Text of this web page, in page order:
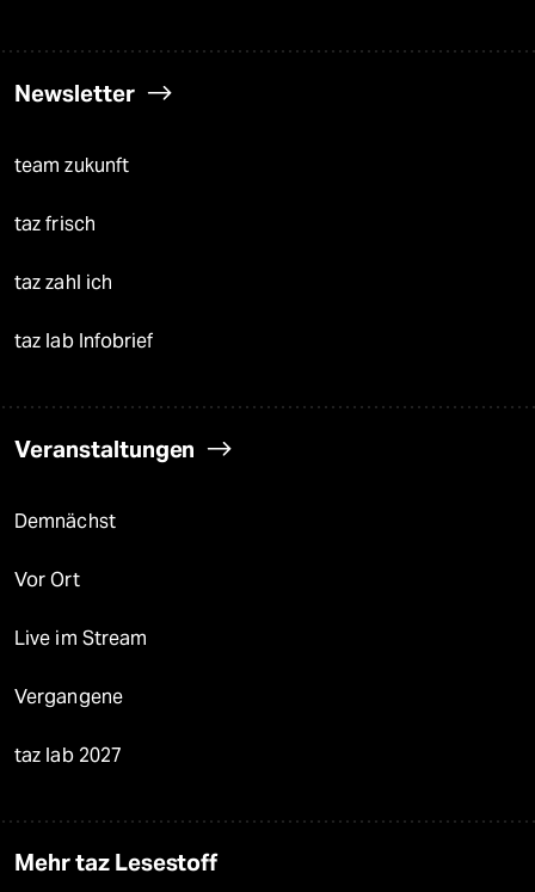
Newsletter
team zukunft
taz frisch
taz zahl ich
taz lab Infobrief
Veranstaltungen
Demnächst
Vor Ort
Live im Stream
Vergangene
taz lab 2027
Mehr taz Lesestoff